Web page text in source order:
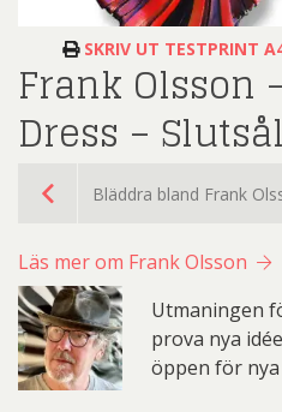
SKRIV UT TESTPRINT
Frank Olsson
Dress –
Bläddra bland Frank
Läs mer om Frank Olsson
Utmaningen
prova nya
öppen för